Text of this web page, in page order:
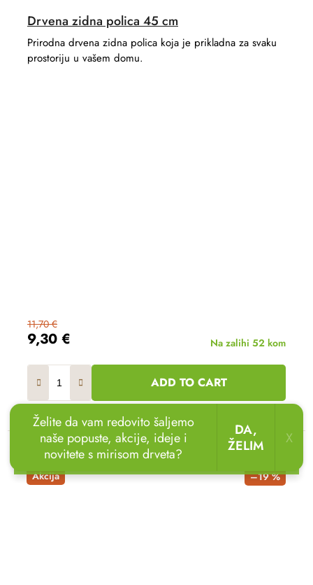
Uživajte u odmoru u vrtu!Drvene ležaljke
sada uz popust
Drvena zidna polica 45 cm
9,30 €
11,70 €
Na zalihi 52 kom
ADD TO CART
Prirodna drvena zidna polica koja je prikladna za svaku
prostoriju u vašem domu.
Akcija –19 %
Želite da vam redovito šaljemo
naše popuste, akcije, ideje i
novitete s mirisom drveta?
DA,
ŽELIM
X